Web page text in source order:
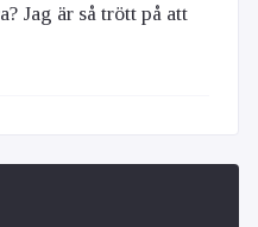
Jag är så trött på att